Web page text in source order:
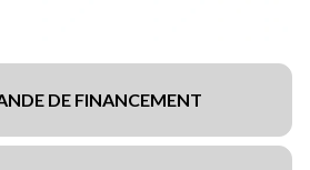
DE FINANCEMENT